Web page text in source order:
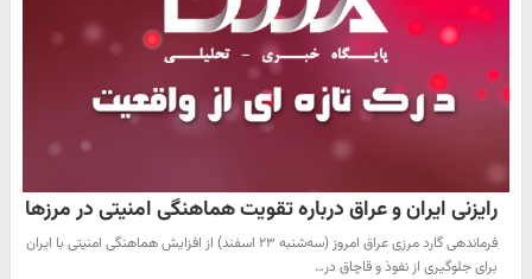
رایزنی ایران و عراق درباره تقویت هماهنگی امنیتی در مرزها
فرماندهی گارد مرزی عراق امروز (سه‌شنبه ۲۳ اسفند) از افزایش هماهنگی امنیتی با ایران
برای جلوگیری از نفوذ و قاچاق در…